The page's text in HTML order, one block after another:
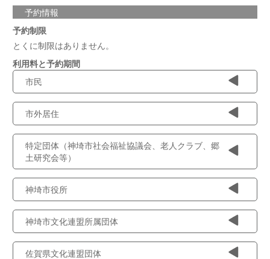
予約情報
予約制限
とくに制限はありません。
利用料と予約期間
市民
市外居住
特定団体（神埼市社会福祉協議会、老人クラブ、郷
土研究会等）
神埼市役所
神埼市文化連盟所属団体
佐賀県文化連盟団体